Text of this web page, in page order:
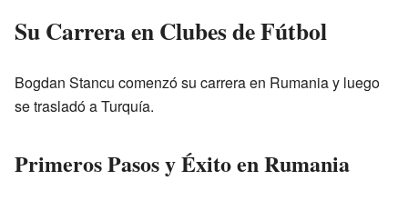
Su Carrera en Clubes de Fútbol
Bogdan Stancu comenzó su carrera en Rumania y luego
se trasladó a Turquía.
Primeros Pasos y Éxito en Rumania